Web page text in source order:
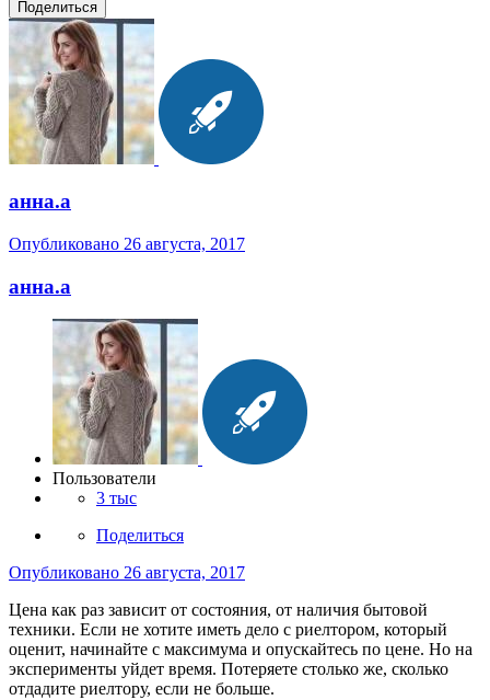
Поделиться
анна.a
Опубликовано 26 августа, 2017
анна.a
Пользователи
3 тыс
Поделиться
Опубликовано 26 августа, 2017
Цена как раз зависит от состояния, от наличия бытовой
техники. Если не хотите иметь дело с риелтором, который
оценит, начинайте с максимума и опускайтесь по цене. Но на
эксперименты уйдет время. Потеряете столько же, сколько
отдадите риелтору, если не больше.